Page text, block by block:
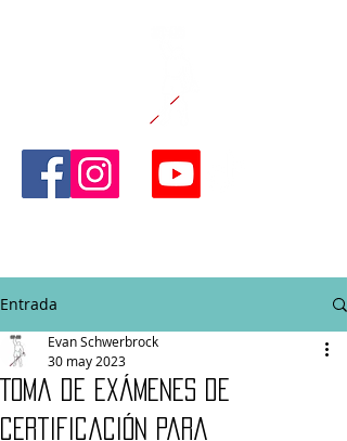
Entrada
Toma de exámenes de
certificación para
Evan Schwerbrock
30 may 2023